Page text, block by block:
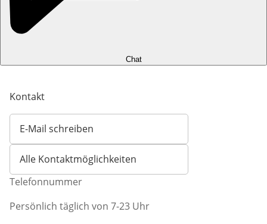
Chat
Kontakt
E-Mail schreiben
Öffnet E-Mail-Client
Alle Kontaktmöglichkeiten
Telefonnummer
Persönlich täglich von 7-23 Uhr